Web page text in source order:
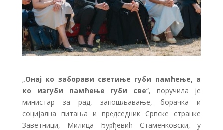
„Онај ко заборави светиње губи памћење, а
ко изгуби памћење губи све“, поручила је
министар за рад, запошљавање, борачка и
социјална питања и председник Српске странке
Заветници, Милица Ђурђевић Стаменковски, у